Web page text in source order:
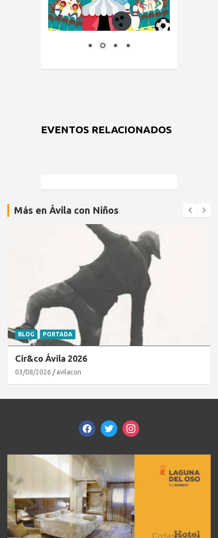
EVENTOS RELACIONADOS
Más en Ávila con Niños
BLOG PORTADA
Cir&co Ávila 2026
03/08/2026 avilacon
facebooktwitterinstagram